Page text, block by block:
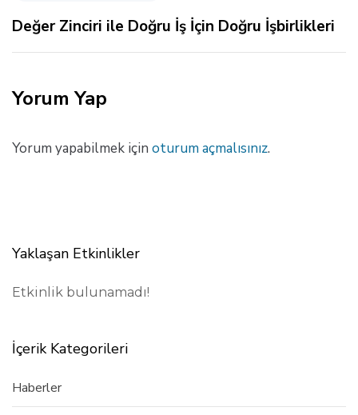
a
k
l
e
n
r
a
i
M
k
Değer Zinciri ile Doğru İş İçin Doğru İşbirlikleri
Yorum Yap
Yorum yapabilmek için oturum açmalısınız.
Yaklaşan Etkinlikler
Etkinlik bulunamadı!
İçerik Kategorileri
Haberler